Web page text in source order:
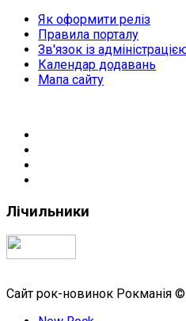
Як оформити реліз
Правила порталу
Зв'язок із
Календар додавань
Мапа сайту
Лічильники
Сайт рок-новинок Рокманія ©